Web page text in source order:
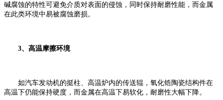
碱腐蚀的特性可避免介质对表面的侵蚀，同时保持耐磨性能，而金属
在此类环境中易被腐蚀磨损。
3、高温摩擦环境
如汽车发动机的挺柱、高温炉内的传送辊，氧化锆陶瓷结构件在
高温下仍能保持硬度，而金属在高温下易软化，耐磨性大幅下降。